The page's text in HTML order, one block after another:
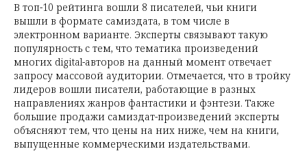
В топ-10 рейтинга вошли 8 писателей, чьи книги
вышли в формате самиздата, в том числе в
электронном варианте. Эксперты связывают такую
популярность с тем, что тематика произведений
многих digital-авторов на данный момент отвечает
запросу массовой аудитории. Отмечается, что в тройку
лидеров вошли писатели, работающие в разных
направлениях жанров фантастики и фэнтези. Также
большие продажи самиздат-произведений эксперты
объясняют тем, что цены на них ниже, чем на книги,
выпущенные коммерческими издательствами.